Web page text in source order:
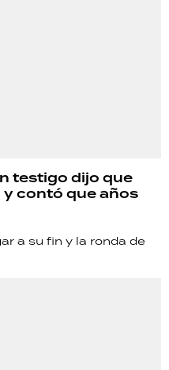
testigo dijo que
y contó que años
a su fin y la ronda de